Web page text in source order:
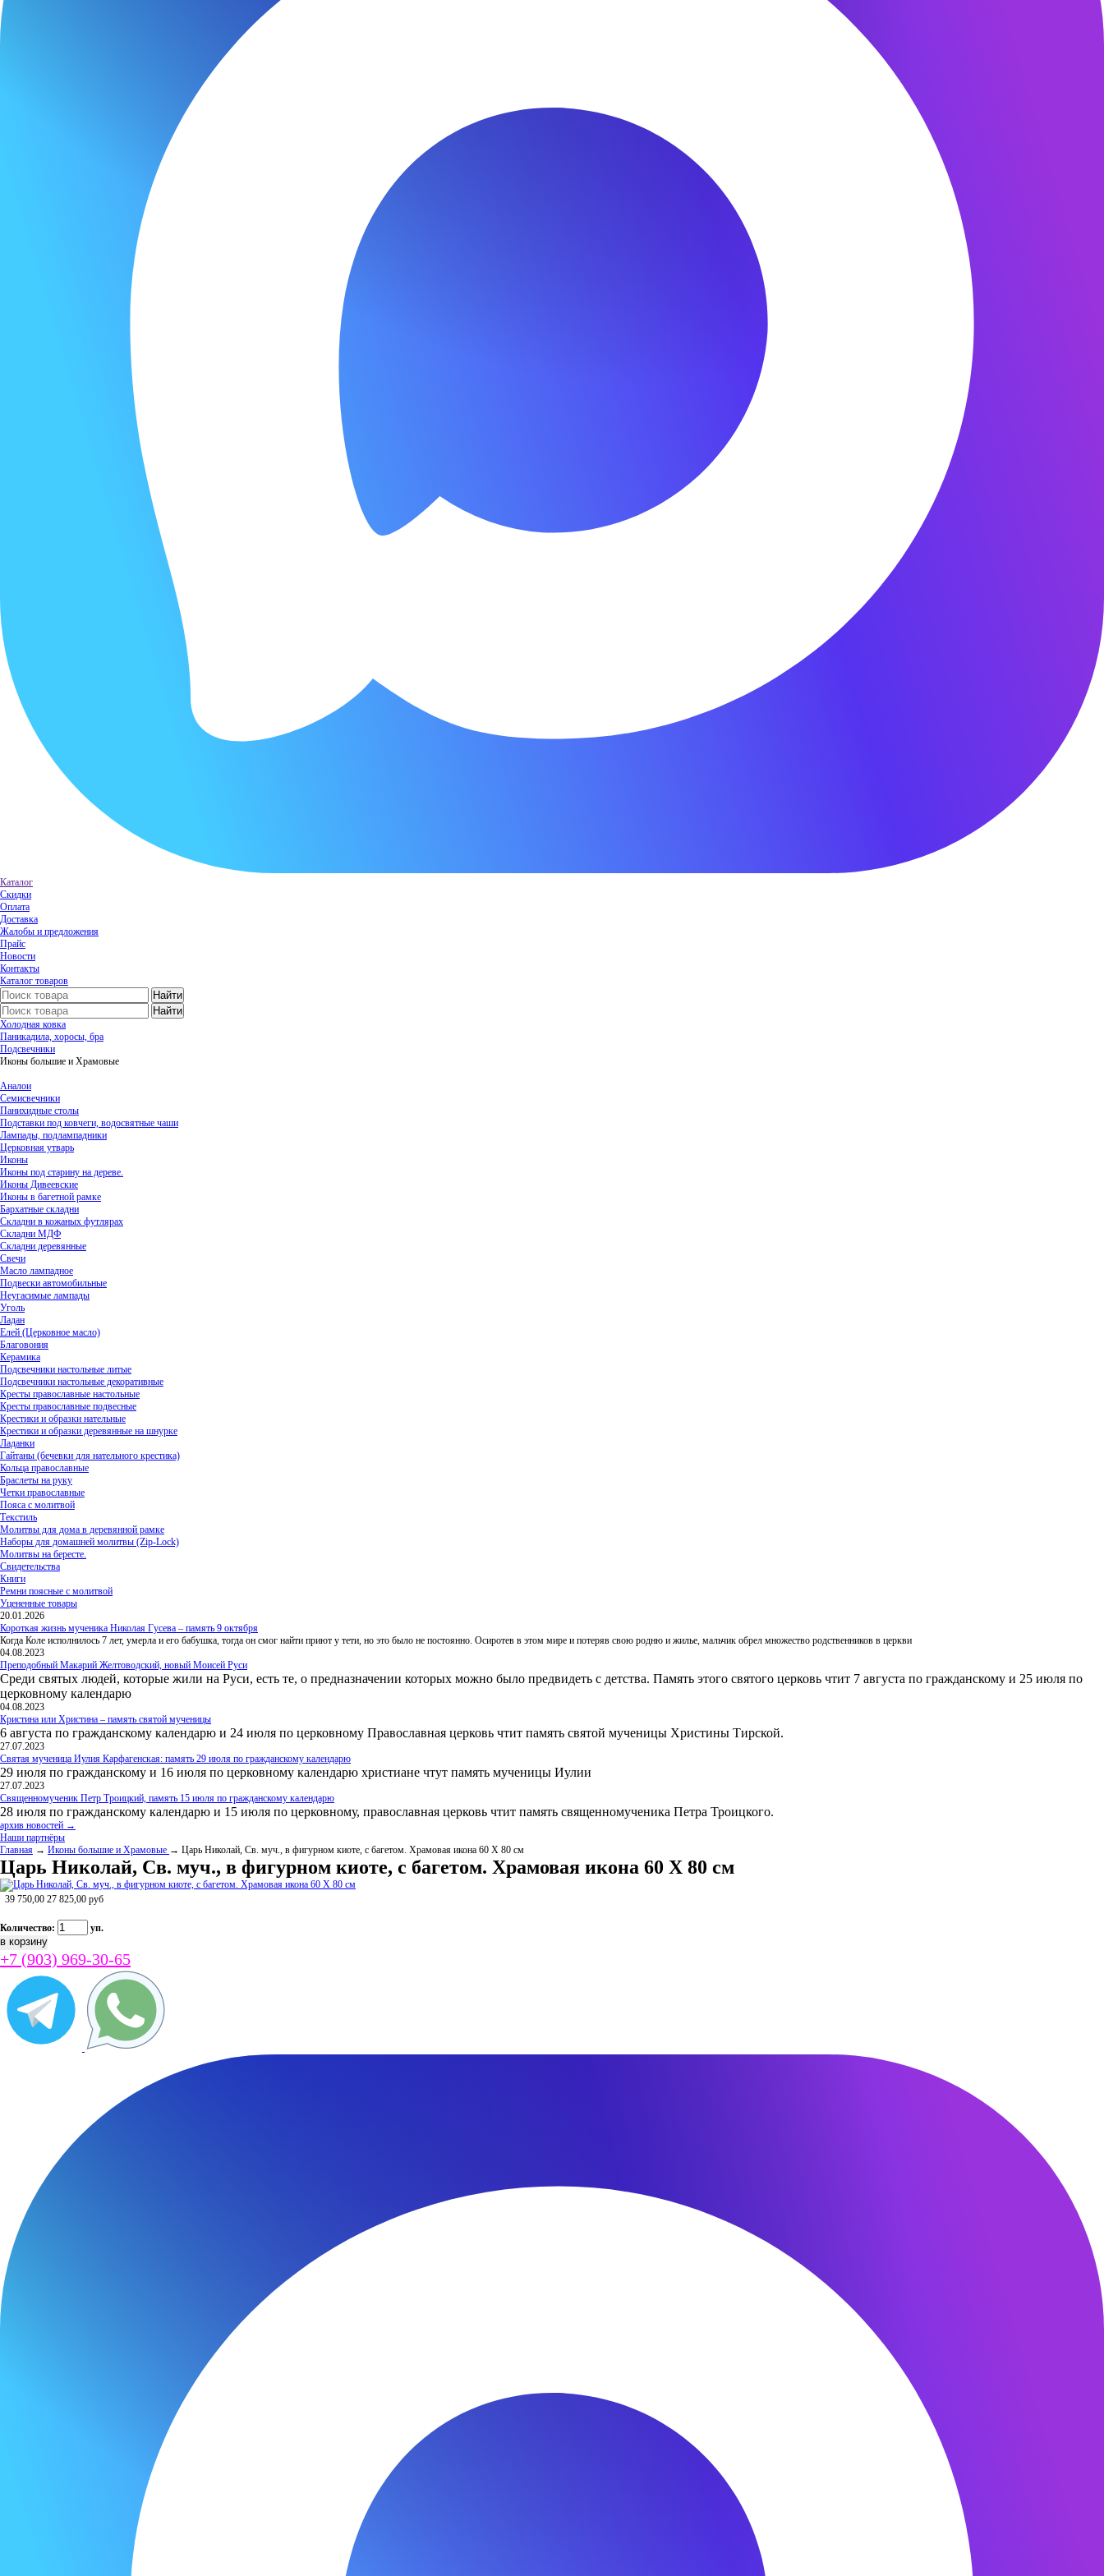
Каталог
Скидки
Оплата
Доставка
Жалобы и предложения
Прайс
Новости
Контакты
Каталог товаров
Холодная ковка
Паникадила, хоросы, бра
Подсвечники
Иконы большие и Храмовые
Аналои
Семисвечники
Панихидные столы
Подставки под ковчеги, водосвятные чаши
Лампады, подлампадники
Церковная утварь
Иконы
Иконы под старину на дереве.
Иконы Дивеевские
Иконы в багетной рамке
Бархатные складни
Складни в кожаных футлярах
Складни МДФ
Складни деревянные
Свечи
Масло лампадное
Подвески автомобильные
Неугасимые лампады
Уголь
Ладан
Елей (Церковное масло)
Благовония
Керамика
Подсвечники настольные литые
Подсвечники настольные декоративные
Кресты православные настольные
Кресты православные подвесные
Крестики и образки нательные
Крестики и образки деревянные на шнурке
Ладанки
Гайтаны (бечевки для нательного крестика)
Кольца православные
Браслеты на руку
Четки православные
Пояса с молитвой
Текстиль
Молитвы для дома в деревянной рамке
Наборы для домашней молитвы (Zip-Lock)
Молитвы на бересте.
Свидетельства
Книги
Ремни поясные с молитвой
Уцененные товары
20.01.2026
Короткая жизнь мученика Николая Гусева – память 9 октября
Когда Коле исполнилось 7 лет, умерла и его бабушка, тогда он смог найти приют у тети, но это было не постоянно. Осиротев в этом мире и потеряв свою родню и жилье, мальчик обрел множество родственников в церкви
04.08.2023
Преподобный Макарий Желтоводский, новый Моисей Руси
Среди святых людей, которые жили на Руси, есть те, о предназначении которых можно было предвидеть с детства. Память этого святого церковь чтит 7 августа по гражданскому и 25 июля по
церковному календарю
04.08.2023
Кристина или Христина – память святой мученицы
6 августа по гражданскому календарю и 24 июля по церковному Православная церковь чтит память святой мученицы Христины Тирской.
27.07.2023
Святая мученица Иулия Карфагенская: память 29 июля по гражданскому календарю
29 июля по гражданскому и 16 июля по церковному календарю христиане чтут память мученицы Иулии
27.07.2023
Священномученик Петр Троицкий, память 15 июля по гражданскому календарю
28 июля по гражданскому календарю и 15 июля по церковному, православная церковь чтит память священномученика Петра Троицкого.
архив новостей →
Наши партнёры
Главная → Иконы большие и Храмовые → Царь Николай, Св. муч., в фигурном киоте, с багетом. Храмовая икона 60 Х 80 см
Царь Николай, Св. муч., в фигурном киоте, с багетом. Храмовая икона 60 Х 80 см
39 750,00 27 825,00 руб
Количество: уп.
+7 (903) 969-30-65